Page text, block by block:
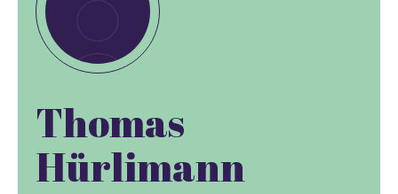
Thomas
Hürlimann